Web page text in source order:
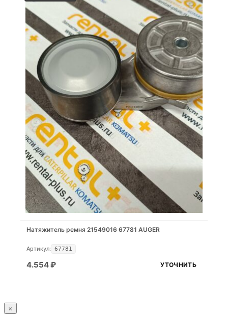
Натяжитель ремня 21549016 67781 AUGER
Артикул: 67781
4.554₽ УТОЧНИТЬ
×